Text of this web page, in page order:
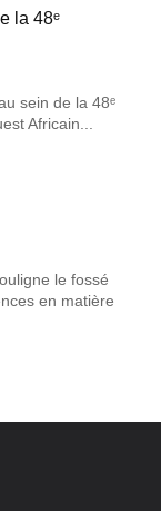
la 48ᵉ
sein de la 48ᵉ
Africain...
le fossé
en matière